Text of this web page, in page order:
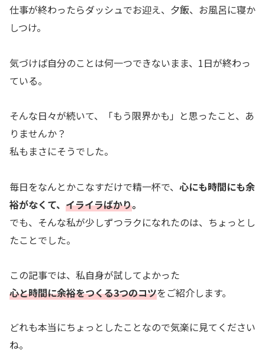
仕事が終わったらダッシュでお迎え、夕飯、お風呂に寝か
しつけ。
気づけば自分のことは何一つできないまま、1日が終わっ
ている。
そんな日々が続いて、「もう限界かも」と思ったこと、あ
りませんか？
私もまさにそうでした。
毎日をなんとかこなすだけで精一杯で、 心にも時間にも余
裕がなくて、 イライラばかり。
でも、そんな私が少しずつラクになれたのは、ちょっとし
たことでした。
この記事では、私自身が試してよかった
心と時間に余裕をつくる3つのコツをご紹介します。
どれも本当にちょっとしたことなので気楽に見てください
ね。